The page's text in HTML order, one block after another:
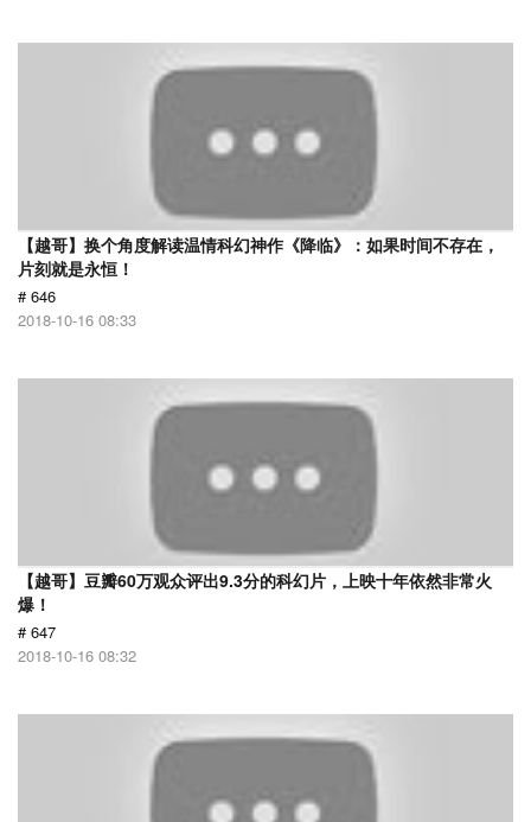
【越哥】换个角度解读温情科幻神作《降临》：如果时间不存在，
片刻就是永恒！
# 646
2018-10-16 08:33
【越哥】豆瓣60万观众评出9.3分的科幻片，上映十年依然非常火
爆！
# 647
2018-10-16 08:32